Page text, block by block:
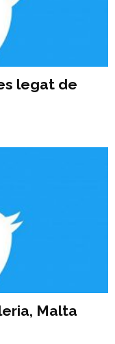
legat de
Malta